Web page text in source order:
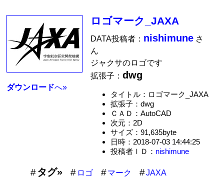
ダウンロードへ»
ロゴマーク_JAXA
DATA投稿者： nishimune さ
ん
ジャクサのロゴです
拡張子：dwg
タイトル：ロゴマーク_JAXA
拡張子：dwg
ＣＡＤ：AutoCAD
次元：2D
サイズ：91,635byte
日時：2018-07-03 14:44:25
投稿者ＩＤ： nishimune
タグ» ロゴ マーク JAXA